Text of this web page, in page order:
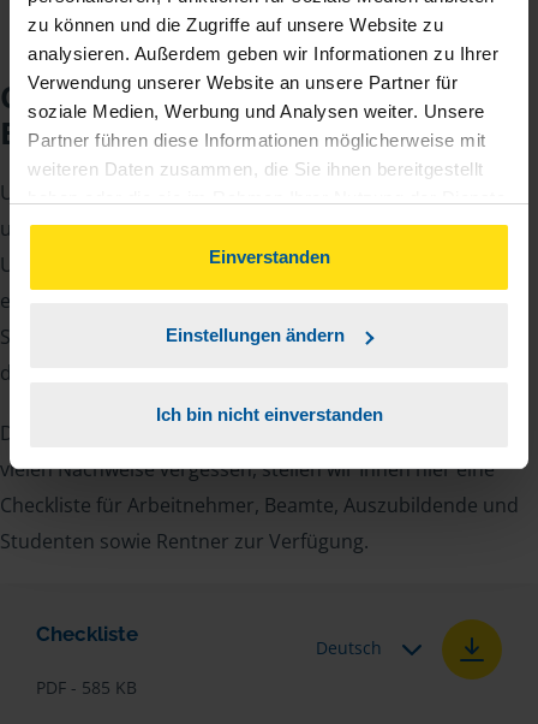
zu können und die Zugriffe auf unsere Website zu
analysieren. Außerdem geben wir Informationen zu Ihrer
Verwendung unserer Website an unsere Partner für
soziale Medien, Werbung und Analysen weiter. Unsere
Partner führen diese Informationen möglicherweise mit
weiteren Daten zusammen, die Sie ihnen bereitgestellt
gesammelt haben. Indem Sie auf Einverstanden klicken,
können Sie der Verwendung von Cookies, gemäß
unserer
Einverstanden
Einstellungen ändern
Ich bin nicht einverstanden
Checkliste für Ihr
Beratungsgespräch
Um Ihre Steuererklärung erstellen zu können, benötigen
unsere Beraterinnen und Berater eine Reihe von
Unterlagen von Ihnen. Dazu gehört beispielsweise die
elektronische Lohnsteuerbescheinigung, Ihre
Steueridentifikationsnummer, der Rentenbescheid oder
die Bescheinigung über das Kindergeld.
Damit Sie sich gut vorbereiten können und keinen der
vielen Nachweise vergessen, stellen wir Ihnen hier eine
Checkliste für Arbeitnehmer, Beamte, Auszubildende und
Studenten sowie Rentner zur Verfügung.
Checkliste
PDF - 585 KB
Deutsch